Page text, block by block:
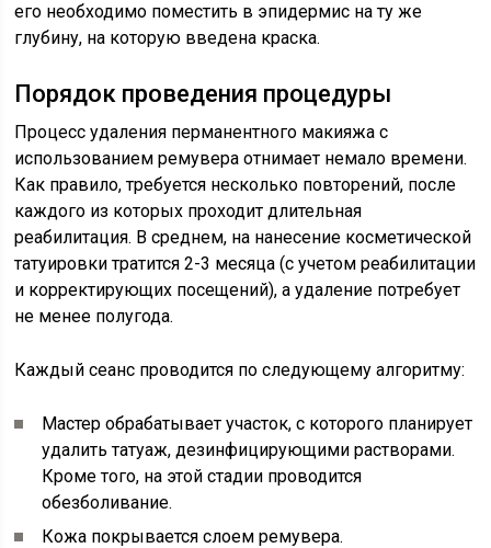
его необходимо поместить в эпидермис на ту же
глубину, на которую введена краска.
Порядок проведения процедуры
Процесс удаления перманентного макияжа с
использованием ремувера отнимает немало времени.
Как правило, требуется несколько повторений, после
каждого из которых проходит длительная
реабилитация. В среднем, на нанесение косметической
татуировки тратится 2-3 месяца (с учетом реабилитации
и корректирующих посещений), а удаление потребует
не менее полугода.
Каждый сеанс проводится по следующему алгоритму:
Мастер обрабатывает участок, с которого планирует
удалить татуаж, дезинфицирующими растворами.
Кроме того, на этой стадии проводится
обезболивание.
Кожа покрывается слоем ремувера.